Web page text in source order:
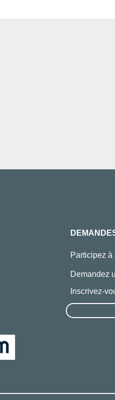
Participez à
Demandez
Inscrivez-